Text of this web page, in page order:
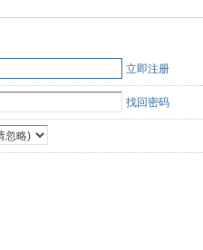
立即注册
找回密码